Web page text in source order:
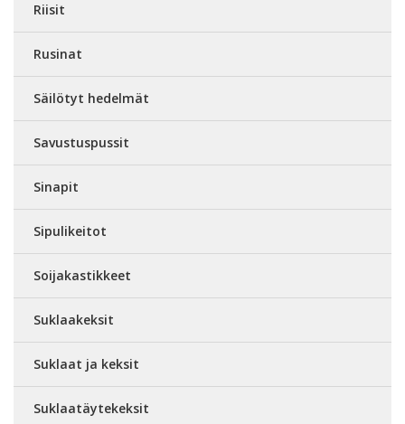
Riisit
Rusinat
Säilötyt hedelmät
Savustuspussit
Sinapit
Sipulikeitot
Soijakastikkeet
Suklaakeksit
Suklaat ja keksit
Suklaatäytekeksit